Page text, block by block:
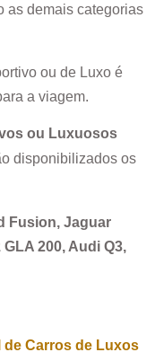
as demais categorias
ou de Luxo é
a viagem.
ou Luxuosos
disponibilizados os
Fusion, Jaguar
200, Audi Q3,
Carros de Luxos